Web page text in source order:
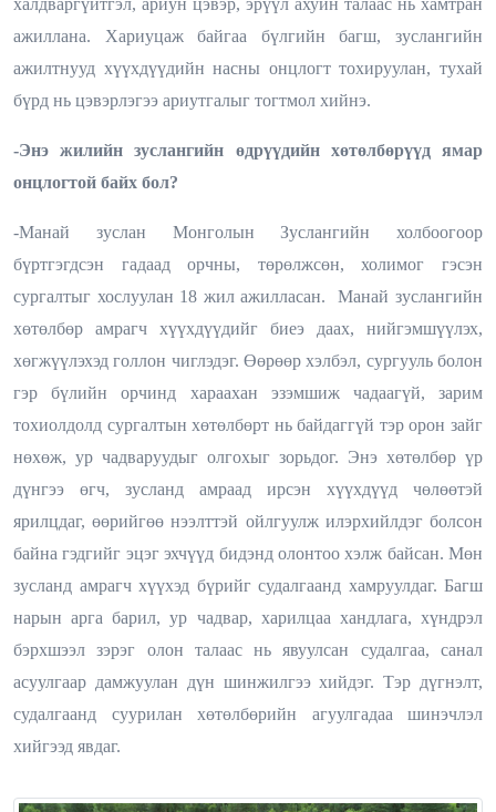
халдваргүйтгэл, ариун цэвэр, эрүүл ахуйн талаас нь хамтран
ажиллана. Хариуцаж байгаа бүлгийн багш, зуслангийн
ажилтнууд хүүхдүүдийн насны онцлогт тохируулан, тухай
бүрд нь цэвэрлэгээ ариутгалыг тогтмол хийнэ.
-Энэ жилийн зуслангийн өдрүүдийн хөтөлбөрүүд ямар
онцлогтой байх бол?
-Манай зуслан Монголын Зуслангийн холбоогоор
бүртгэгдсэн гадаад орчны, төрөлжсөн, холимог гэсэн
сургалтыг хослуулан 18 жил ажилласан. Манай зуслангийн
хөтөлбөр амрагч хүүхдүүдийг биеэ даах, нийгэмшүүлэх,
хөгжүүлэхэд голлон чиглэдэг. Өөрөөр хэлбэл, сургууль болон
гэр бүлийн орчинд хараахан эзэмшиж чадаагүй, зарим
тохиолдолд сургалтын хөтөлбөрт нь байдаггүй тэр орон зайг
нөхөж, ур чадваруудыг олгохыг зорьдог. Энэ хөтөлбөр үр
дүнгээ өгч, зусланд амраад ирсэн хүүхдүүд чөлөөтэй
ярилцдаг, өөрийгөө нээлттэй ойлгуулж илэрхийлдэг болсон
байна гэдгийг эцэг эхчүүд бидэнд олонтоо хэлж байсан. Мөн
зусланд амрагч хүүхэд бүрийг судалгаанд хамруулдаг. Багш
нарын арга барил, ур чадвар, харилцаа хандлага, хүндрэл
бэрхшээл зэрэг олон талаас нь явуулсан судалгаа, санал
асуулгаар дамжуулан дүн шинжилгээ хийдэг. Тэр дүгнэлт,
судалгаанд суурилан хөтөлбөрийн агуулгадаа шинэчлэл
хийгээд явдаг.